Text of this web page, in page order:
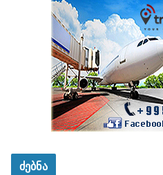
ძებნა